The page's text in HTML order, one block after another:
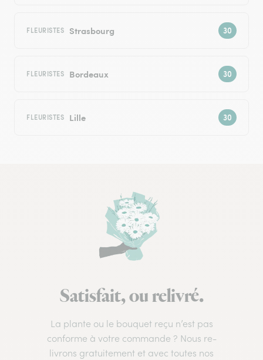
FLEURISTES Strasbourg
FLEURISTES Bordeaux
FLEURISTES Lille
Satisfait, ou relivré.
La plante ou le bouquet reçu n’est pas
conforme à votre commande ? Nous re-
livrons gratuitement et avec toutes nos